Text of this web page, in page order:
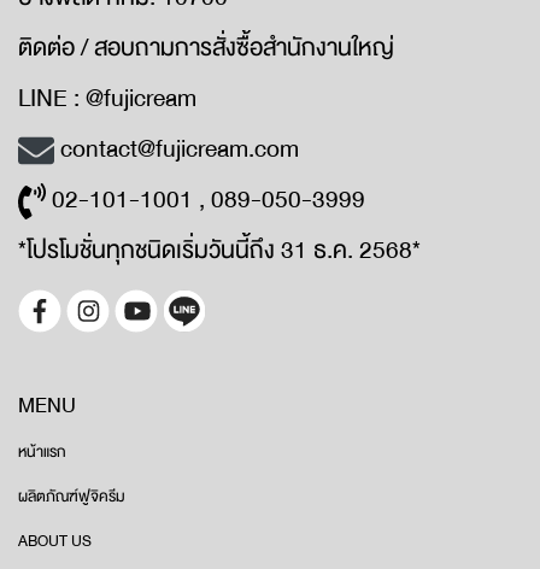
ติดต่อ / สอบถามการสั่งซื้อสำนักงานใหญ่
LINE : @fujicream
contact@fujicream.com
02-101-1001 , 089-050-3999
*โปรโมชั่นทุกชนิดเริ่มวันนี้ถึง 31 ธ.ค. 2568*
MENU
หน้าแรก
ผลิตภัณฑ์ฟูจิครีม
ABOUT US